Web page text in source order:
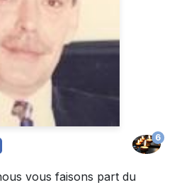
6
vous faisons part du